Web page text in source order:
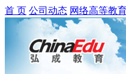
首 页 公司动态 网络高等教